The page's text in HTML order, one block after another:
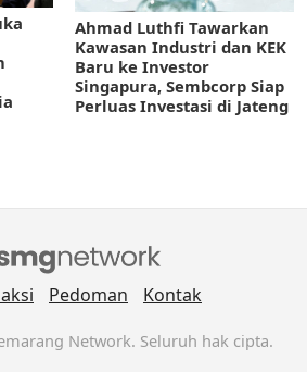
Ahmad Luthfi Tawarkan
Kawasan Industri dan KEK
Baru ke Investor
Singapura, Sembcorp Siap
Perluas Investasi di Jateng
Pedoman Kontak
Network. Seluruh hak cipta.